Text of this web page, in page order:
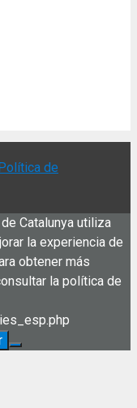
de
Catalunya utiliza
la experiencia de
obtener más
la política de